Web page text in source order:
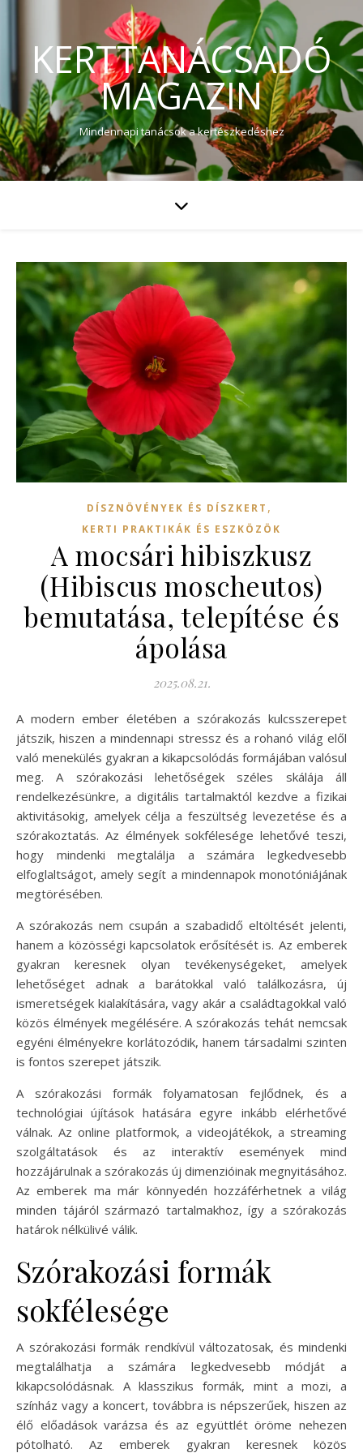
KERTTANÁCSADÓ
MAGAZIN
Mindennapi tanácsok a kertészkedéshez
DÍSZNÖVÉNYEK ÉS DÍSZKERT ,
KERTI PRAKTIKÁK ÉS ESZKÖZÖK
A mocsári hibiszkusz
(Hibiscus moscheutos)
bemutatása, telepítése és
ápolása
2025.08.21.
A modern ember életében a szórakozás kulcsszerepet
játszik, hiszen a mindennapi stressz és a rohanó világ elől
való menekülés gyakran a kikapcsolódás formájában valósul
meg. A szórakozási lehetőségek széles skálája áll
rendelkezésünkre, a digitális tartalmaktól kezdve a fizikai
aktivitásokig, amelyek célja a feszültség levezetése és a
szórakoztatás. Az élmények sokfélesége lehetővé teszi,
hogy mindenki megtalálja a számára legkedvesebb
elfoglaltságot, amely segít a mindennapok monotóniájának
megtörésében.
A szórakozás nem csupán a szabadidő eltöltését jelenti,
hanem a közösségi kapcsolatok erősítését is. Az emberek
gyakran keresnek olyan tevékenységeket, amelyek
lehetőséget adnak a barátokkal való találkozásra, új
ismeretségek kialakítására, vagy akár a családtagokkal való
közös élmények megélésére. A szórakozás tehát nemcsak
egyéni élményekre korlátozódik, hanem társadalmi szinten
is fontos szerepet játszik.
A szórakozási formák folyamatosan fejlődnek, és a
technológiai újítások hatására egyre inkább elérhetővé
válnak. Az online platformok, a videojátékok, a streaming
szolgáltatások és az interaktív események mind
hozzájárulnak a szórakozás új dimenzióinak megnyitásához.
Az emberek ma már könnyedén hozzáférhetnek a világ
minden tájáról származó tartalmakhoz, így a szórakozás
határok nélkülivé válik.
Szórakozási formák
sokfélesége
A szórakozási formák rendkívül változatosak, és mindenki
megtalálhatja a számára legkedvesebb módját a
kikapcsolódásnak. A klasszikus formák, mint a mozi, a
színház vagy a koncert, továbbra is népszerűek, hiszen az
élő előadások varázsa és az együttlét öröme nehezen
pótolható. Az emberek gyakran keresnek közös